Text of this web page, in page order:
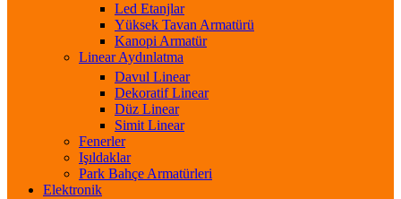
Led Etanjlar
Yüksek Tavan Armatürü
Kanopi Armatür
Linear Aydınlatma
Davul Linear
Dekoratif Linear
Düz Linear
Simit Linear
Fenerler
Işıldaklar
Park Bahçe Armatürleri
Elektronik